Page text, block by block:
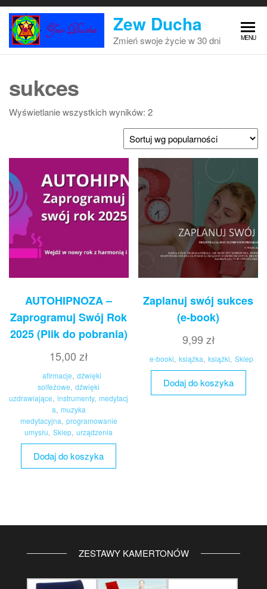
Przejdź
treści
Zew Ducha
Zmień swoje życie w 30 dni MENU
sukces
Wyświetlanie wszystkich wyników: 2Posortowane
według
popularności
AUTOHIPNOZA –
Zaprogramuj Swój Rok
2025 (Plik do pobrania)
15,00zł
afirmacje, dźwięki
solfeżowe, dźwięki
uzdrawiające, instrumenty, medytacj
a, muzyka
medytacyjna, programowanie
umysłu, Sklep, urządzenia
Dodaj do koszyka
Zaplanuj swój sukces
(e-book)
9,99 zł
e-booki, książka, książki, Sklep
Dodaj do koszyka
ZESTAWY KAMERTONÓW